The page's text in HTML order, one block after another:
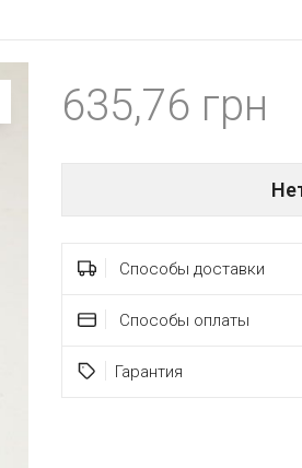
635,76
Способы доставки
Способы оплаты
Гарантия